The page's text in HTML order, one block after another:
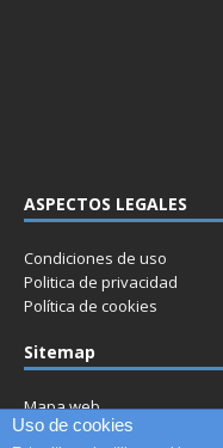
ASPECTOS LEGALES
Condiciones de uso
Politica de privacidad
Política de cookies
Sitemap
Mapa web
Uso de cookies